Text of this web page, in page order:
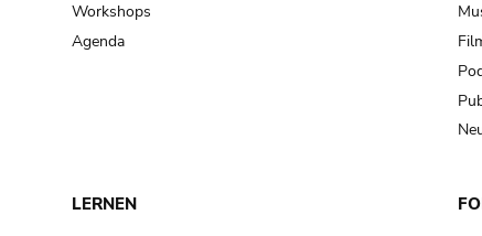
Workshops
Agenda
LERNEN